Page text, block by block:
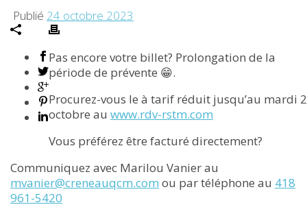
Publié 24 octobre 2023
Pas encore votre billet? Prolongation de la
période de prévente 😁.
Procurez-vous le à tarif réduit jusqu’au mardi
octobre au www.rdv-rstm.com
Vous préférez être facturé directement?
Communiquez avec Marilou Vanier au
mvanier@creneauqcm.com ou par téléphone au 418
961-5420